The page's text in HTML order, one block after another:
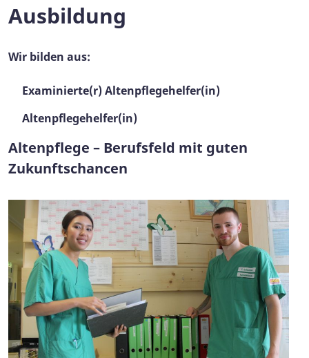
Ausbildung
Wir bilden aus:
Examinierte(r) Altenpflegehelfer(in)
Altenpflegehelfer(in)
Altenpflege – Berufsfeld mit guten
Zukunftschancen